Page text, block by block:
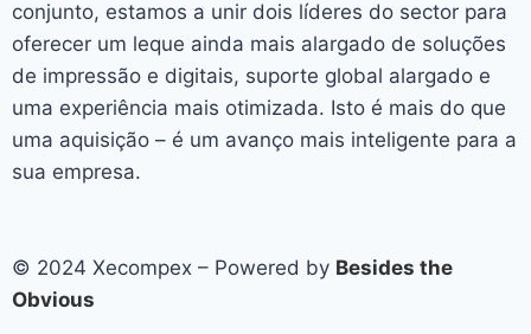
conjunto, estamos a unir dois líderes do sector para
oferecer um leque ainda mais alargado de soluções
de impressão e digitais, suporte global alargado e
uma experiência mais otimizada. Isto é mais do que
uma aquisição – é um avanço mais inteligente para a
sua empresa.
© 2024 Xecompex – Powered by Besides the
Obvious